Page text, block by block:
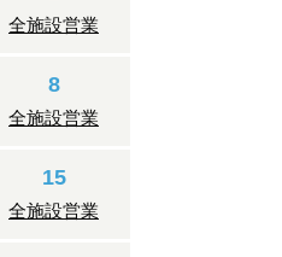
全施設営業
8
全施設営業
15
全施設営業